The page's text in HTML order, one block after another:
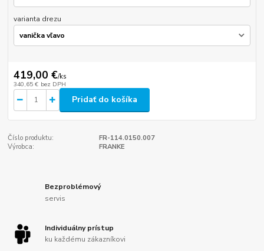
varianta drezu
419,00 €/ks
340,65 € bez DPH
Pridať do košíka
Číslo produktu:
FR-114.0150.007
Výrobca:
FRANKE
Bezproblémový
servis
Individuálny prístup
ku každému zákazníkovi